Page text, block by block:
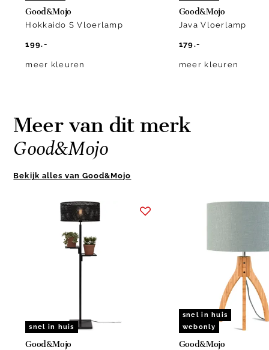
Good&Mojo
Hokkaido S Vloerlamp
199.-
meer kleuren
Good&Mojo
Java Vloerlamp
179.-
meer kleuren
Meer van dit merk
Good&Mojo
Bekijk alles van Good&Mojo
snel in huis
Good&Mojo
snel in huis
webonly
Good&Mojo